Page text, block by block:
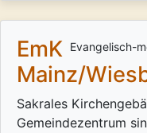
Evangelisch-
EmK
Mainz/
Sakrales
Gemeindezentrum